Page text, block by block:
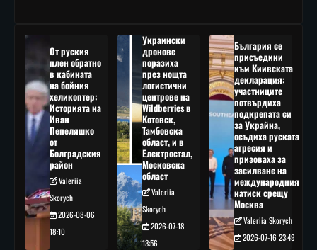
От руския
плен обратно
в кабината
на бойния
хеликоптер:
Историята на
Иван
Пепеляшко
от
Болградския
район
Valeriia
Skorych
2026-08-06
18:10
Украински
дронове
поразиха
през нощта
логистични
центрове на
Wildberries в
Котовск,
Тамбовска
област, и в
Електростал,
Московска
област
Valeriia
Skorych
2026-07-18
13:56
България се
присъедини
към Киивската
декларация:
участниците
потвърдиха
подкрепата си
за Украйна,
осъдиха руската
агресия и
призоваха за
засилване на
международния
натиск срещу
Москва
Valeriia Skorych
2026-07-16 23:49